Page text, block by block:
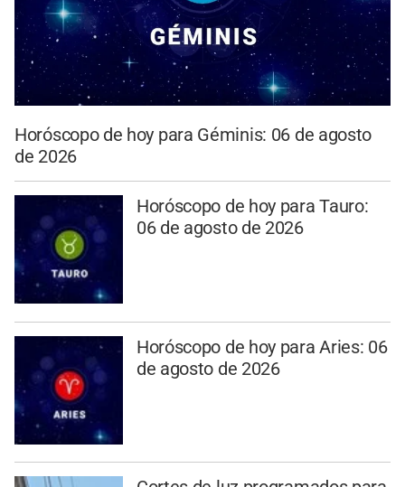
Horóscopo de hoy para Géminis: 06 de agosto
de 2026
Horóscopo de hoy para Tauro:
06 de agosto de 2026
Horóscopo de hoy para Aries: 06
de agosto de 2026